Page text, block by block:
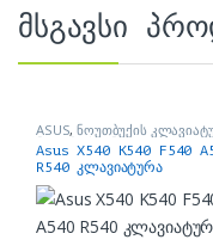
მსგავსი
ASUS,ნოუთბუქის
ნოუთბუქის ნაწილები და
აქსესუარები
Asus X540 K540 F540
R540 კლავიატურა